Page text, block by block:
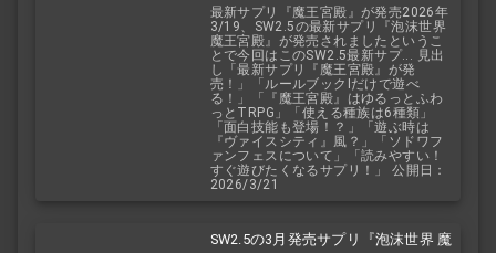
最新サプリ『魔王宮殿』が発売2026年
3/19、SW2.5の最新サプリ『泡沫世界
魔王宮殿』が発売されましたというこ
とで今回はこのSW2.5最新サプ... 見出
し「最新サプリ『魔王宮殿』が発
売！」「ルールブックIだけで遊べ
る！」「『魔王宮殿』はゆるっとふわ
っとTRPG」「使える種族は6種類」
「面白技能も登場！？」「遊ぶ時は
『ヴァイスシティ』風？」「ソドワフ
ァンフェスについて」「読みやすい！
すぐ遊びたくなるサプリ！」 公開日：
2026/3/21
SW2.5の3月発売サプリ『泡沫世界 魔